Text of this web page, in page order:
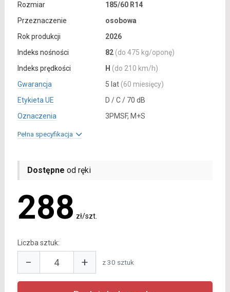
Rozmiar
185/60 R14
Przeznaczenie
osobowa
Rok produkcji
2026
Indeks nośności
82 (do 475 kg/oponę)
Indeks prędkości
H (do 210 km/h)
Gwarancja
5 lat (60 miesięcy)
Etykieta UE
D / C / 70 dB
Oznaczenia
3PMSF, M+S
Pełna specyfikacja
Dostępne od ręki
288 zł/szt.
Liczba sztuk:
− + z 30 sztuk